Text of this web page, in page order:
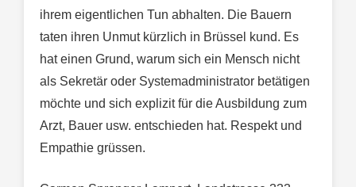
ihrem eigentlichen Tun abhalten. Die Bauern
taten ihren Unmut kürzlich in Brüssel kund. Es
hat einen Grund, warum sich ein Mensch nicht
als Sekretär oder Systemadministrator betätigen
möchte und sich explizit für die Ausbildung zum
Arzt, Bauer usw. entschieden hat. Respekt und
Empathie grüssen.